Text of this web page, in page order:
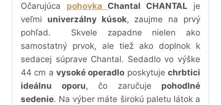
Očarujúca pohovka Chantal CHANTAL je
veľmi univerzálny kúsok, zaujme na prvý
pohľad. Skvele zapadne nielen ako
samostatný prvok, ale tiež ako doplnok k
sedacej súprave Chantal. Sedadlo vo výške
44 cm a vysoké operadlo poskytujechrbtici
ideálnu oporu, čo zaručuje pohodlné
sedenie. Na výber máte širokú paletu látok a